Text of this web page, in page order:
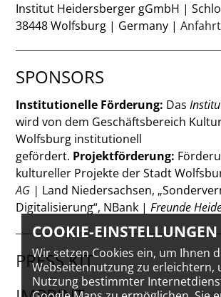
Institut Heidersberger gGmbH |
38448 Wolfsburg | Germany |Anfahrt
SPONSORS
Institutionelle Förderung: Das
wird von dem Geschäftsbereich
Wolfsburg institutionell
gefördert. Projektförderung:
kultureller Projekte der Stadt
AG | Land Niedersachsen,
Digitalisierung“, NBank |Freunde
PRESS KIT
COOKIE-EINSTELLUNGEN
Wir setzen Cookies ein, um Ihnen
Webseitennutzung zu erleichtern,
Nutzung bestimmter